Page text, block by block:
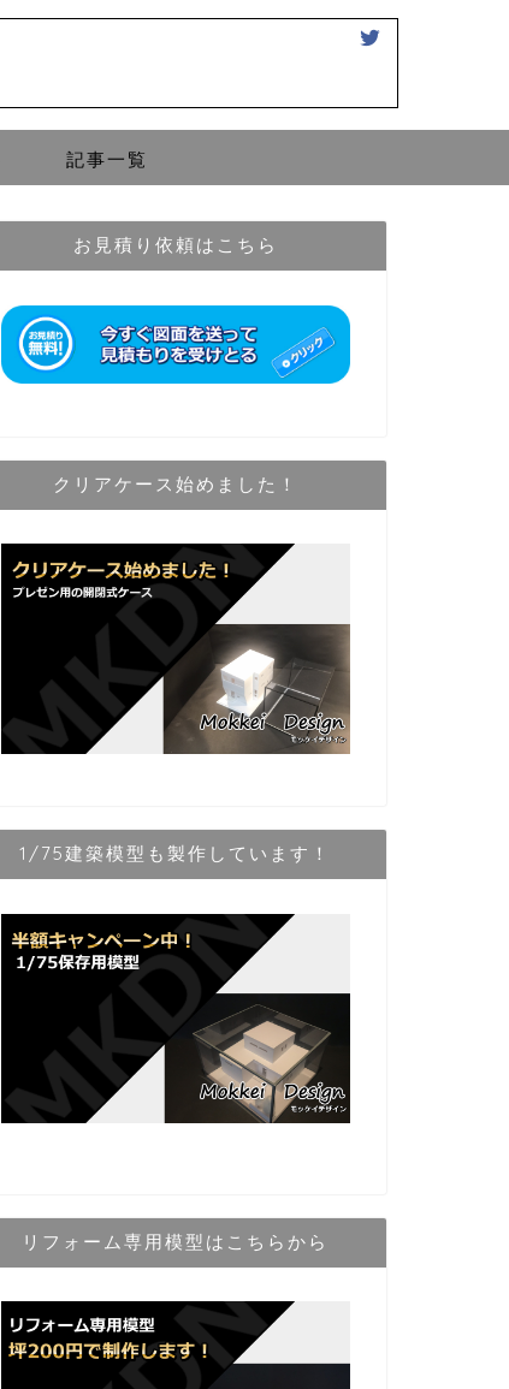
記事一覧
お見積り依頼はこちら
クリアケース始めました！
1/75建築模型も製作しています！
リフォーム専用模型はこちらから